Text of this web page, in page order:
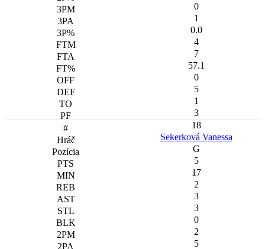
0
1
0.0
4
7
57.1
0
5
1
3
18
Sekerková Vanessa
G
5
17
2
3
3
0
2
5